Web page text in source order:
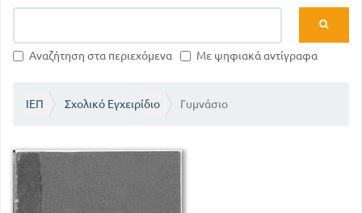
Αναζήτηση στα περιεχόμενα Με ψηφιακά αντίγραφα
ΙΕΠ Σχολικό Εγχειρίδιο Γυμνάσιο